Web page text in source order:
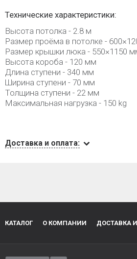
Технические характеристики:
Высота потолка - 2.8 м
Размер проёма в потолке -
Размер крышки люка - 550×1150
Высота короба - 120 мм
Длина ступени - 340 мм
Ширина ступени - 70 мм
Толщина ступени - 22 мм
Максимальная нагрузка - 150 kg
Доставка и оплата:
КАТАЛОГ О КОМПАНИИ ДОСТАВКА